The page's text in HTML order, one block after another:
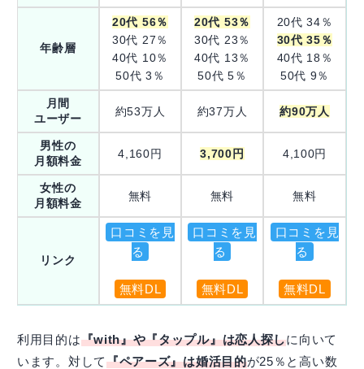
年齢層
20代 56％
30代 27％
40代 10％
50代 3％
20代 53％
30代 23％
40代 13％
50代 5％
20代 34％
30代 35％
40代 18％
50代 9％
月間
ユーザー
約53万人 約37万人 約90万人
男性の
月額料金
4,160円 3,700円 4,100円
女性の
月額料金
無料 無料 無料
リンク
口コミを見
る
無料DL
口コミを見
る
無料DL
口コミを見
る
無料DL
利用目的は『with』や『タップル』は恋人探しに向いて
います。対して『ペアーズ』は婚活目的が25％と高い数